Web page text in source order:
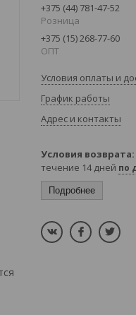
+375 (44) 781-47-52
Розница
+375 (15) 268-77-60
ОПТ
Условия оплаты и
График работы
Адрес и контакты
течение 14 дней по
Подробнее